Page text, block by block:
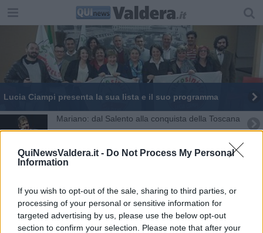
QuiNewsValdera.it - Do Not Process My Personal
Information
If you wish to opt-out of the sale, sharing to third parties, or
processing of your personal or sensitive information for
targeted advertising by us, please use the below opt-out
section to confirm your selection. Please note that after your
Lucia Ciampi presenta la sua lista e il suo programma
Mariano: dal Salento alla conquista della Toscana
Scienza e arte nel weekend di Ecofor fiabe
Fornacette, un 25 Aprile sulle note della "pizzica"